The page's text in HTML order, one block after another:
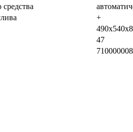
+
47